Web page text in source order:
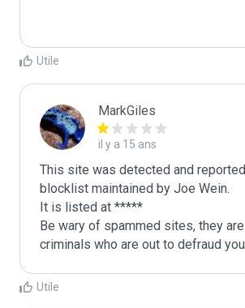
Utile
MarkGiles
il y a 15 ans
This site was detected and
blocklist maintained by Joe Wein.
It is listed at *****
Be wary of spammed sites, they
criminals who are out to defraud
Utile